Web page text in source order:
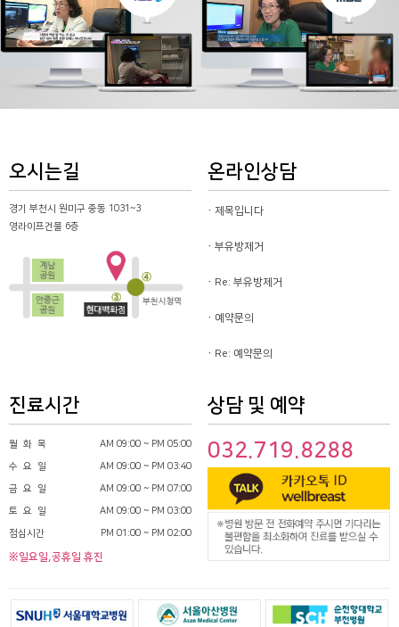
오시는길
경기 부천시 원미구 중동 1031~3
영라이프건물 6층
온라인상담
제목입니다
부유방제거
Re: 부유방제거
예약문의
Re: 예약문의
진료시간
월 화 목 AM 09:00 ~ PM 05:00
수 요 일 AM 09:00 ~ PM 03:40
금 요 일 AM 09:00 ~ PM 07:00
토 요 일 AM 09:00 ~ PM 03:00
점심시간 PM 01:00 ~ PM 02:00
※일요일,공휴일 휴진
상담 및 예약
032.719.8288